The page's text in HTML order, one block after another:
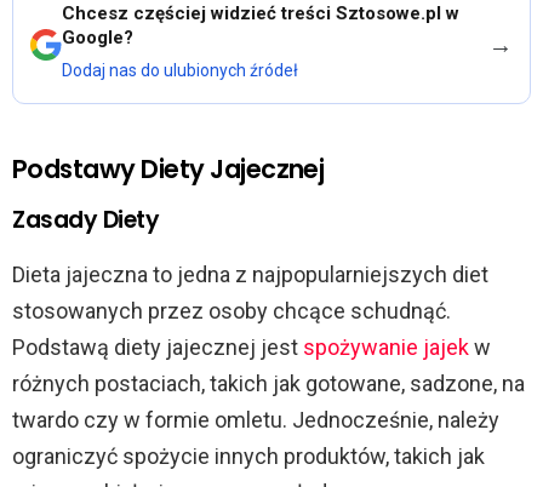
Chcesz częściej widzieć treści Sztosowe.pl w
Google?
Dodaj nas do ulubionych źródeł
→
Podstawy Diety Jajecznej
Zasady Diety
Dieta jajeczna to jedna z najpopularniejszych diet
stosowanych przez osoby chcące schudnąć.
Podstawą diety jajecznej jest spożywanie jajekw
różnych postaciach, takich jak gotowane, sadzone, na
twardo czy w formie omletu. Jednocześnie, należy
ograniczyć spożycie innych produktów, takich jak